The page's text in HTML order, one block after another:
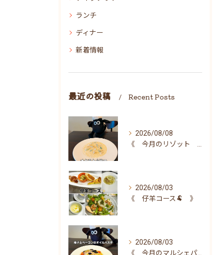
ランチ
ディナー
新着情報
最近の投稿 Recent Posts
2026/08/08
2026/08/03
《 仔羊コース🐏 》
2026/08/03